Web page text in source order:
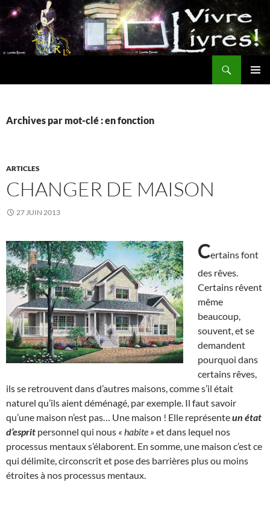
Aller
au
contenu
Archives par mot-clé : en fonction
ARTICLES
CHANGER DE MAISON
27 JUIN 2013
Certains font
des rêves.
Certains rêvent
même
beaucoup,
souvent, et se
demandent
pourquoi dans
certains rêves,
ils se retrouvent dans d’autres maisons, comme s’il était
naturel qu’ils aient déménagé, par exemple. Il faut savoir
qu’une maison n’est pas… Une maison ! Elle représenteun état
d’esprit personnel qui nous « habite » et dans lequel nos
processus mentaux s’élaborent. En somme, une maison c’est ce
qui délimite, circonscrit et pose des barrières plus ou moins
étroites à nos processus mentaux.